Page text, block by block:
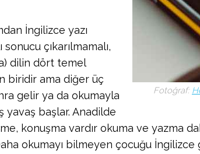
Fotoğraf:
İngilizce yazı
sonucu çıkarılmamalı,
dilin dört temel
biridir ama diğer üç
gelir ya da okumayla
yavaş başlar. Anadilde
konuşma vardır okuma ve yazma
okumayı bilmeyen çocuğu